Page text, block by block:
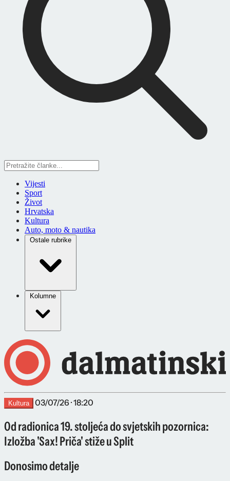
Vijesti
Sport
Život
Hrvatska
Kultura
Auto, moto & nautika
Ostale rubrike
Kolumne
Kultura 03/07/26 · 18:20
Od radionica 19. stoljeća do svjetskih pozornica:
Izložba 'Sax! Priča' stiže u Split
Donosimo detalje